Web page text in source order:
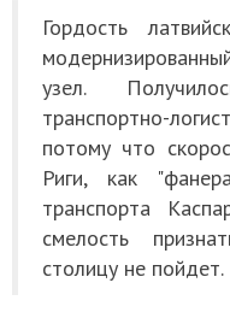
Гордость
узел.
транспортно-
потому что
Риги, как
транспорта
смелость
столицу не пойдет.